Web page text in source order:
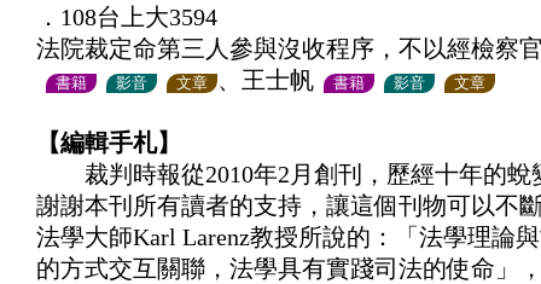
．108台上大3594
法院裁定命第三人參與沒收程序，不以經檢察
書籍 影音 文章 、王士帆 書籍 影音 文章
【編輯手札】
裁判時報從2010年2月創刊，歷經十年的蛻
謝謝本刊所有讀者的支持，讓這個刊物可以不
法學大師Karl Larenz教授所說的：「法學理論
的方式交互關聯，法學具有實踐司法的使命」